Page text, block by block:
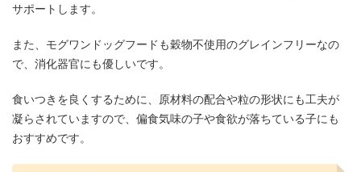
サポートします。
また、モグワンドッグフードも穀物不使用のグレインフリーなの
で、消化器官にも優しいです。
食いつきを良くするために、原材料の配合や粒の形状にも工夫が
凝らされていますので、偏食気味の子や食欲が落ちている子にも
おすすめです。